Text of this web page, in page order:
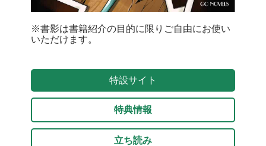
※書影は書籍紹介の目的に限りご自由にお使い
いただけます。
特設サイト
特典情報
立ち読み